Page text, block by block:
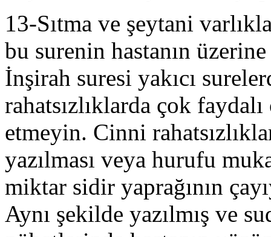
13-Sıtma ve şeytani
bu surenin hastanın
İnşirah suresi yakıcı
rahatsızlıklarda çok
etmeyin. Cinni
yazılması veya hurufu
miktar sidir yaprağının
Aynı şekilde yazılmış ve